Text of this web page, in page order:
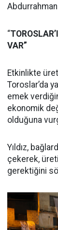
“
VAR”
Etkinlikte
Toroslar’da
emek
ekonomik
olduğuna
Yıldız,
çekerek,
gerektiğini